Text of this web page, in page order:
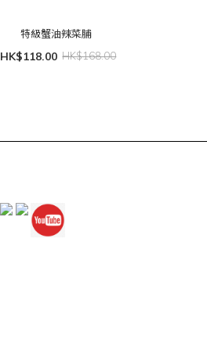
特級蟹油辣菜脯
HK$118.00 HK$168.00